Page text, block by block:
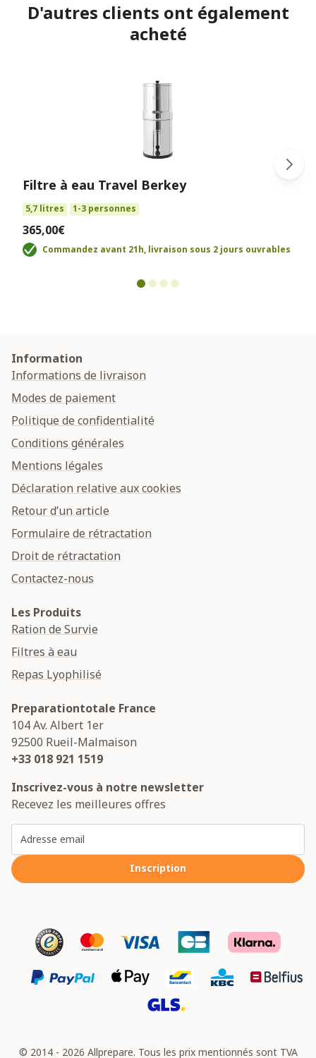
D'autres clients ont également
acheté
Filtre à eau Travel Berkey
5,7 litres 1-3 personnes
365,00€
Commandez avant 21h, livraison sous 2 jours ouvrables
Information
Informations de livraison
Modes de paiement
Politique de confidentialité
Conditions générales
Mentions légales
Déclaration relative aux cookies
Retour d’un article
Formulaire de rétractation
Droit de rétractation
Contactez-nous
Les Produits
Ration de Survie
Filtres à eau
Repas Lyophilisé
Preparationtotale France
104 Av. Albert 1er
92500 Rueil-Malmaison
+33 018 921 1519
Inscrivez-vous à notre newsletter
Recevez les meilleures offres
Inscription
© 2014 - 2026 Allprepare. Tous les prix mentionnés sont TVA